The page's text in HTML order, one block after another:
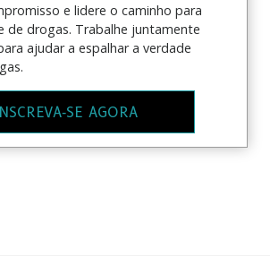
e lidere o caminho para
de drogas. Trabalhe juntamente
ajudar a espalhar a verdade
AGORA